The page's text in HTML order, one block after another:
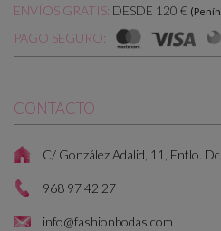
ENVÍOS GRATIS: DESDE 120 €
PAGO SEGURO:
CONTACTO
C/ González Adalid, 11, Entlo.
968 97 42 27
info@fashionbodas.com